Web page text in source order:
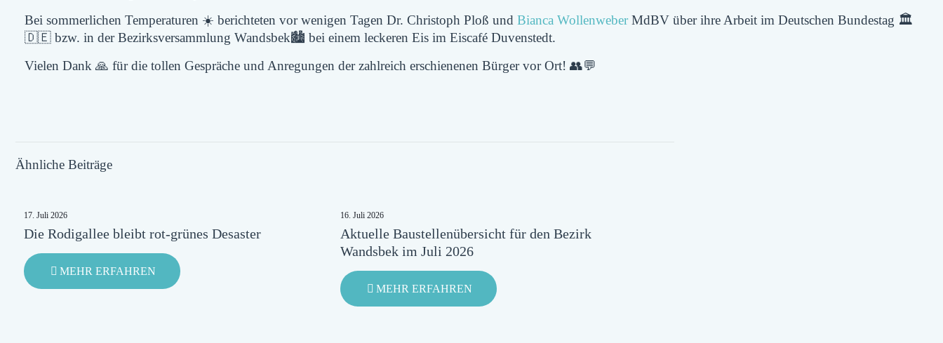
Bei sommerlichen Temperaturen ☀️ berichteten vor wenigen Tagen Dr. Christoph Ploß und Bianca WollenweberMdBV über ihre Arbeit im Deutschen Bundestag 🏛️
🇩🇪 bzw. in der Bezirksversammlung Wandsbek🏙️ bei einem leckeren Eis im Eiscafé Duvenstedt.
Vielen Dank 🙏 für die tollen Gespräche und Anregungen der zahlreich erschienenen Bürger vor Ort! 👥💬
Ähnliche Beiträge
17. Juli 2026
Die Rodigallee bleibt rot-grünes Desaster
MEHR ERFAHREN
DIE
16. Juli 2026
Aktuelle Baustellenübersicht für den Bezirk
Wandsbek im Juli 2026
MEHR ERFAHREN-
AKTUELLE